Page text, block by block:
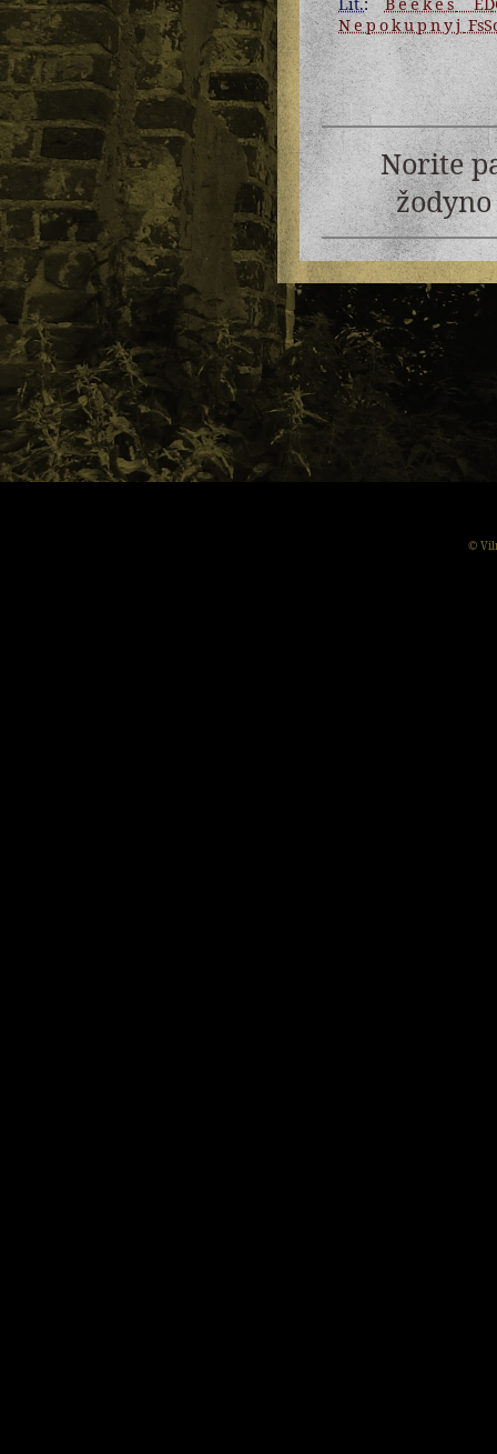
Nepokupnyj
Norite
©